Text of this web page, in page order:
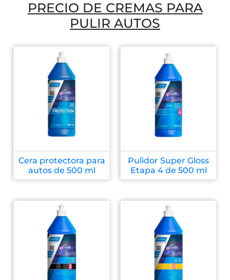
PRECIO DE CREMAS PARA
PULIR AUTOS
Cera protectora para
autos de 500 ml
Pulidor Super Gloss
Etapa 4 de 500 ml